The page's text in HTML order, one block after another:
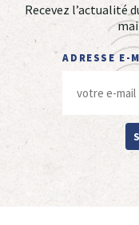
Recevez l’actualité
ADRESSE E-